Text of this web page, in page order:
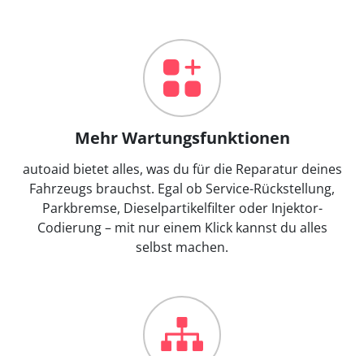
Mehr Wartungsfunktionen
autoaid bietet alles, was du für die Reparatur deines
Fahrzeugs brauchst. Egal ob Service-Rückstellung,
Parkbremse, Dieselpartikelfilter oder Injektor-
Codierung – mit nur einem Klick kannst du alles
selbst machen.